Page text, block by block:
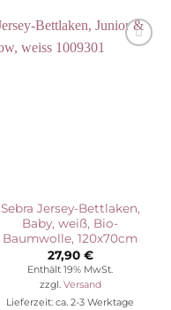
Sebra Jersey-Bettlaken,
Baby, weiß, Bio-
Baumwolle, 120x70cm
27,90 €
Enthält 19% MwSt.
zzgl. Versand
Lieferzeit: ca. 2-3 Werktage